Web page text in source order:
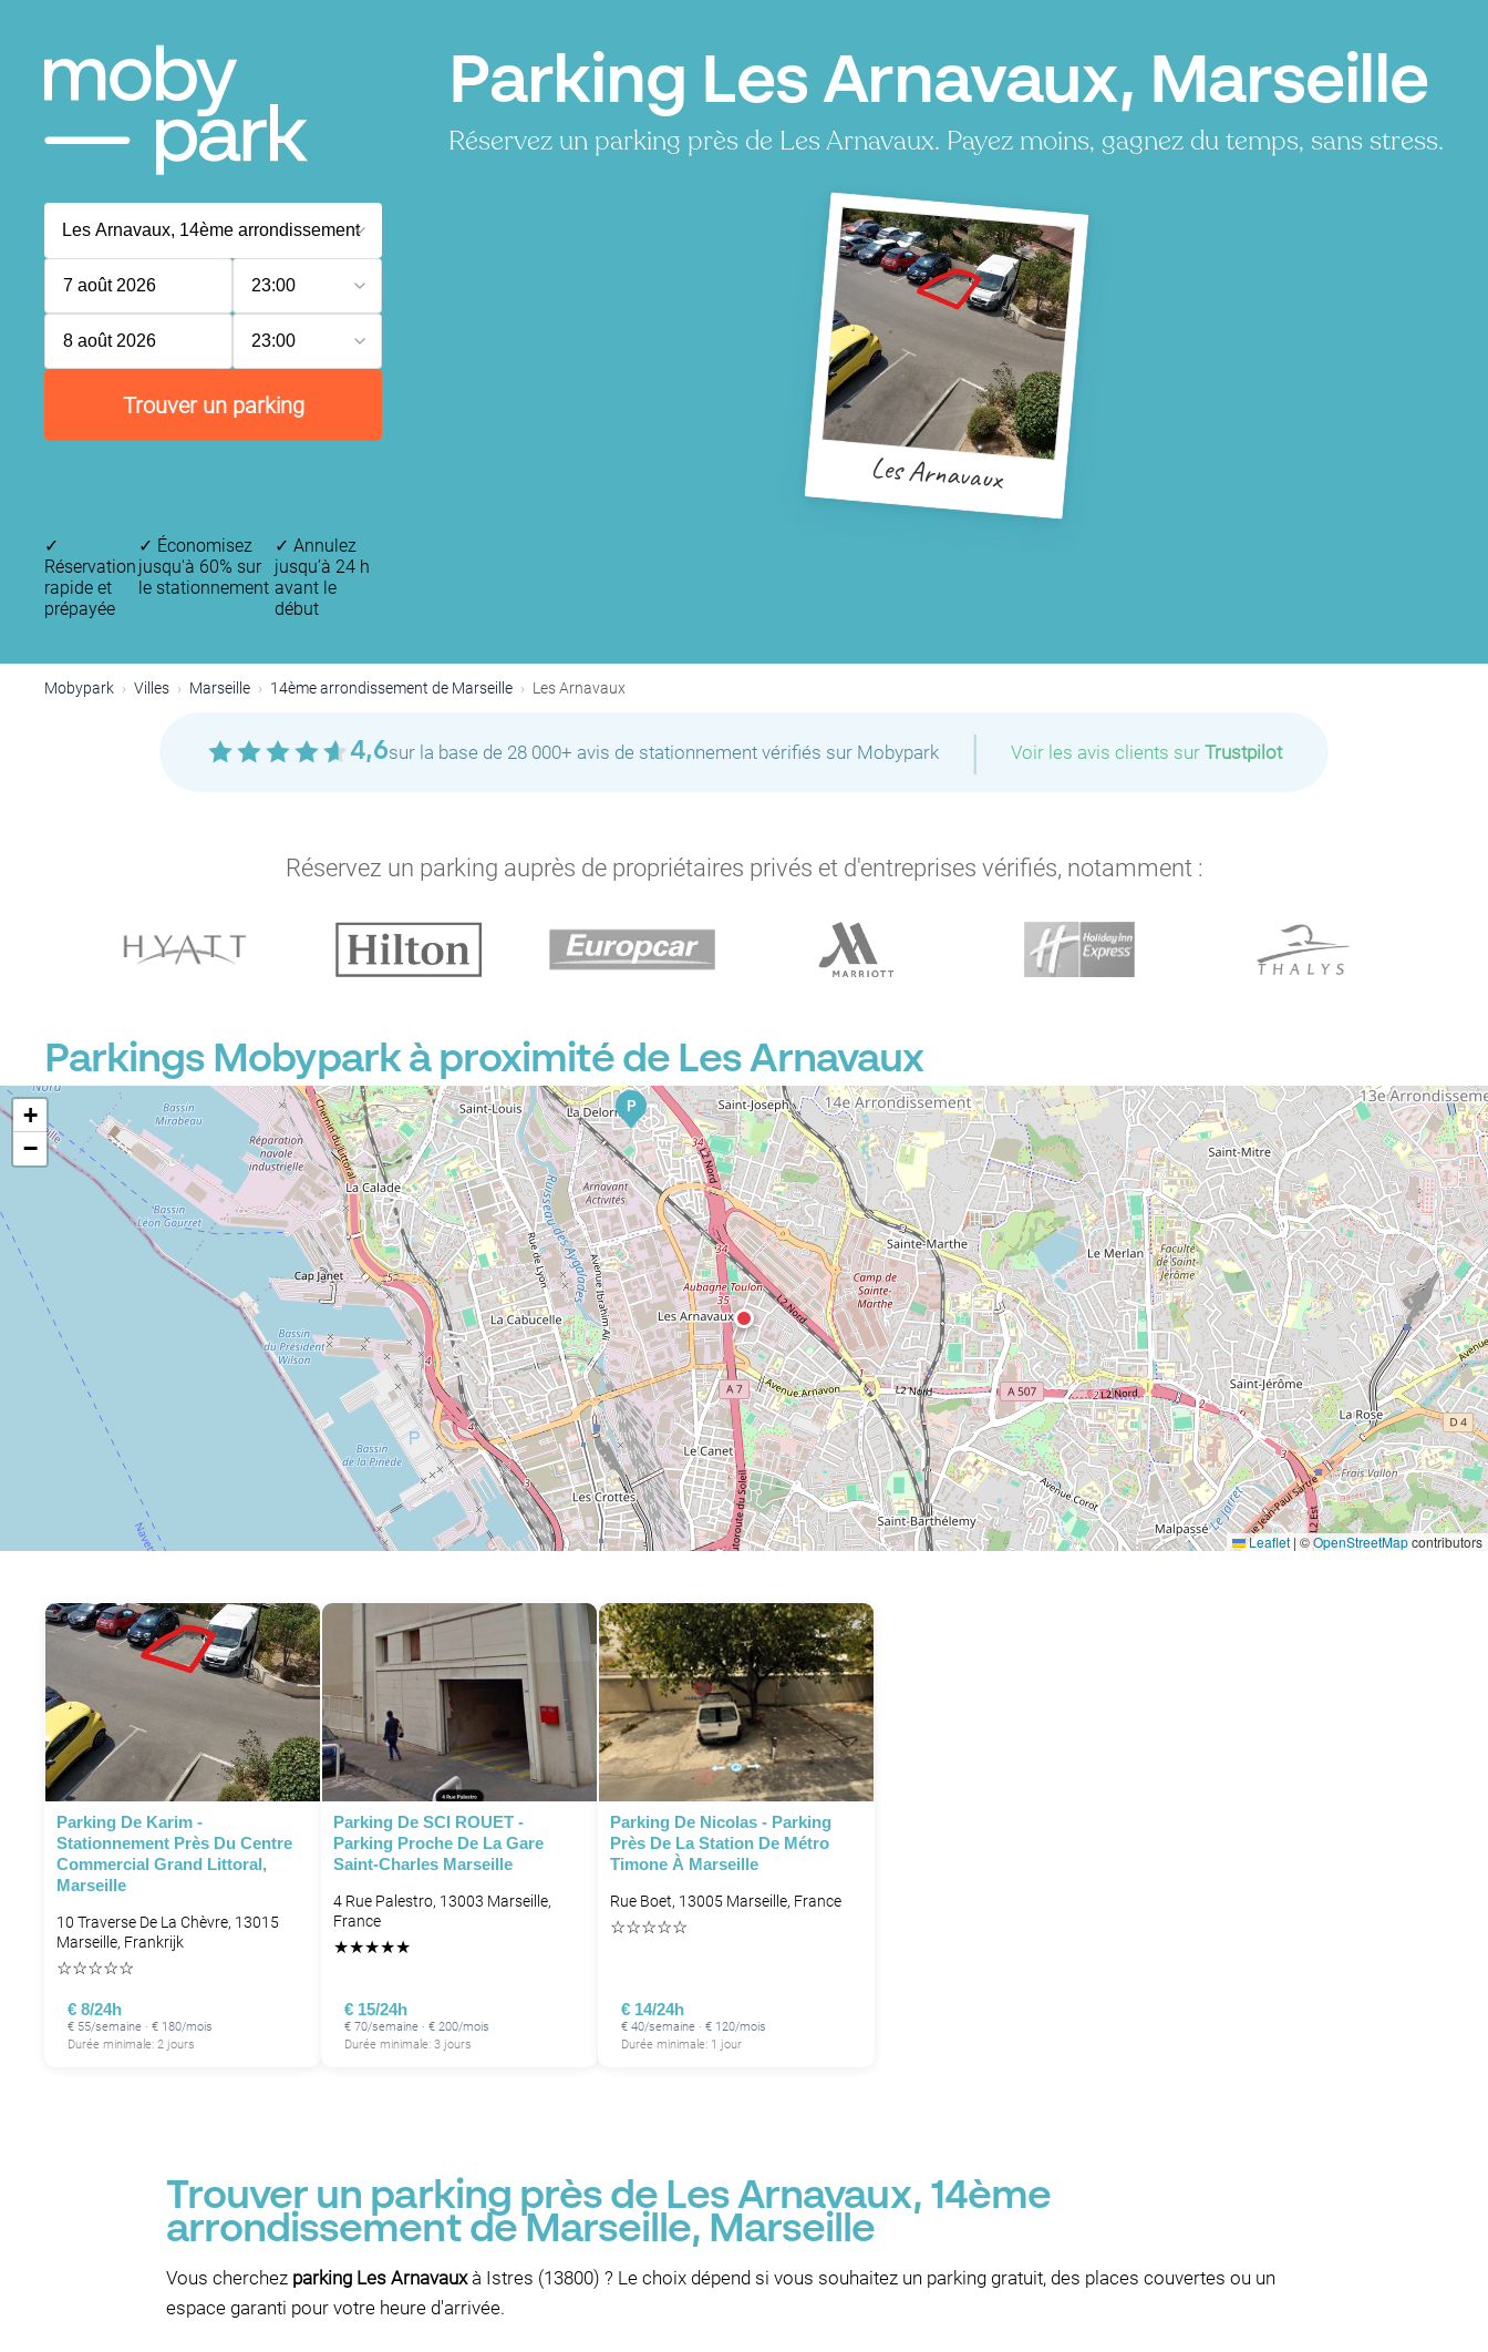
Parking Les Arnavaux, Marseille
Réservez un parking près de Les Arnavaux. Payez moins, gagnez du temps, sans stress.
7 août 2026 23:00
8 août 2026 23:00
Trouver un parking
Les Arnavaux
✓
Réservation
rapide et
prépayée
✓ Économisez
jusqu'à 60% sur
le stationnement
✓ Annulez
jusqu’à 24 h
avant le
début
Mobypark Villes Marseille 14ème arrondissement de Marseille Les Arnavaux
4,6sur la base de 28 000+ avis de stationnement vérifiés sur Mobypark | Voir les avis clients sur Trustpilot
Réservez un parking auprès de propriétaires privés et d'entreprises vérifiés, notamment :
Parkings Mobypark à proximité de Les Arnavaux
P
+
−
Leaflet | ©OpenStreetMapcontributors
Parking De Karim -
Stationnement Près Du Centre
Commercial Grand Littoral,
Marseille
10 Traverse De La Chèvre, 13015
Marseille, Frankrijk
☆☆☆☆☆
€ 8/24h
€ 55/semaine · € 180/mois
Durée minimale: 2 jours
Parking De SCI ROUET -
Parking Proche De La Gare
Saint-Charles Marseille
4 Rue Palestro, 13003 Marseille,
France
★★★★★
€ 15/24h
€ 70/semaine · € 200/mois
Durée minimale: 3 jours
Parking De Nicolas - Parking
Près De La Station De Métro
Timone À Marseille
Rue Boet, 13005 Marseille, France
☆☆☆☆☆
€ 14/24h
€ 40/semaine · € 120/mois
Durée minimale: 1 jour
Trouver un parking près de Les Arnavaux, 14ème
arrondissement de Marseille, Marseille
Vous cherchez parking Les Arnavauxà Istres (13800) ? Le choix dépend si vous souhaitez un parking gratuit, des places couvertes ou un
espace garanti pour votre heure d'arrivée.